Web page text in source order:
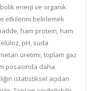
enerji ve organik
etkilerini belirlemek
ham protein, ham
pH, suda
üretimi, toplam gaz
posasında daha
istatistiksel açıdan